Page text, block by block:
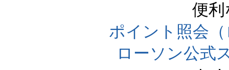
便
ポイント照会
ローソン公式